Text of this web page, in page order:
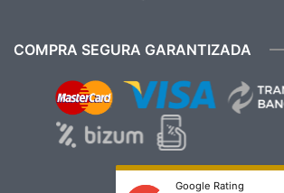
COMPRA SEGURA GARANTIZADA
Google Rating